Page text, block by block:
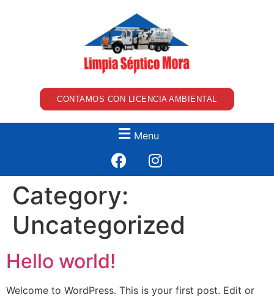
CONTAMOS CON LICENCIA AMBIENTAL
Menu
Category:
Uncategorized
Hello world!
Welcome to WordPress. This is your first post. Edit or